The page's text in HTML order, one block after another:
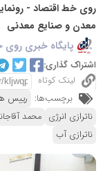
روی خط اقتصاد -
معدن و صنایع معدنی
پایگاه خبری روی
اشتراک گذاری:
لینک کوتاه
برچسب‌ها: رییس
ناترازی انرژی محمد
ناترازی آب